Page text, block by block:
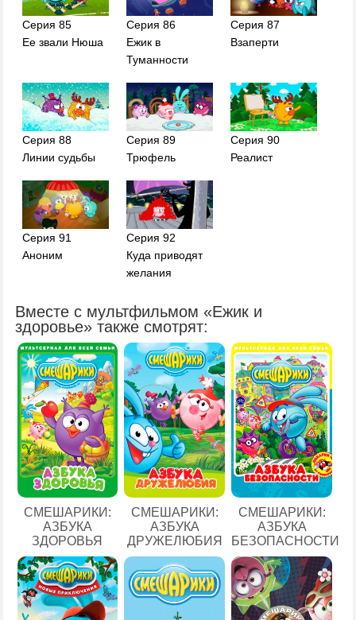
Серия 85
Ее звали Нюша
Серия 86
Ежик в
Туманности
Серия 87
Взаперти
Серия 88
Линии судьбы
Серия 89
Трюфель
Серия 90
Реалист
Серия 91
Аноним
Серия 92
Куда приводят
желания
Вместе с мультфильмом «Ежик и
здоровье» также смотрят:
СМЕШАРИКИ:
АЗБУКА
ЗДОРОВЬЯ
СМЕШАРИКИ:
АЗБУКА
ДРУЖЕЛЮБИЯ
СМЕШАРИКИ:
АЗБУКА
БЕЗОПАСНОСТИ